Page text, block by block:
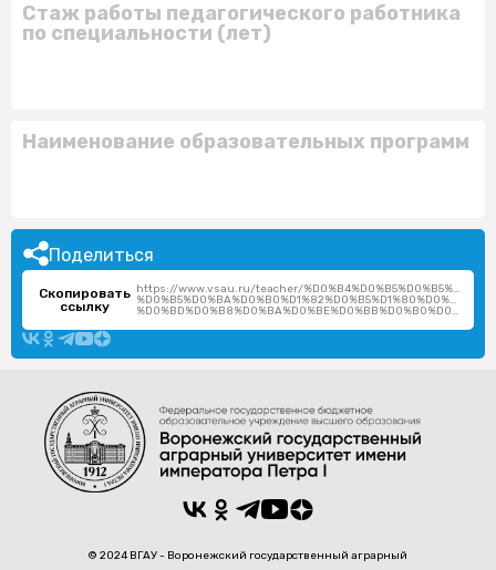
Стаж работы педагогического работника
по специальности (лет)
Наименование образовательных программ
Поделиться
Скопировать
ссылку
https://www.vsau.ru/teacher/
%D0%BD%D0%B8%D0%BA%D0%BE%D0%BB%D0%B0%D0%B5%D0%B2%D0%BD%D0%B0/
© 2024 ВГАУ - Воронежский государственный аграрный